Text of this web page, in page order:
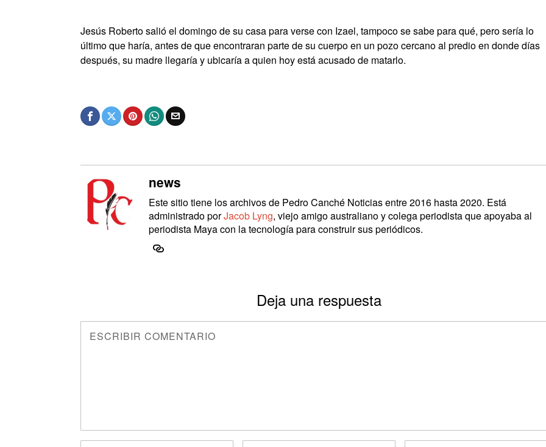
Jesús Roberto salió el domingo de su casa para verse con Izael, tampoco se sabe para qué, pero sería lo
último que haría, antes de que encontraran parte de su cuerpo en un pozo cercano al predio en donde días
después, su madre llegaría y ubicaría a quien hoy está acusado de matarlo.
news
Este sitio tiene los archivos de Pedro Canché Noticias entre 2016 hasta 2020. Está
administrado porJacob Lyng, viejo amigo australiano y colega periodista que apoyaba al
periodista Maya con la tecnología para construir sus periódicos.
Deja una respuesta